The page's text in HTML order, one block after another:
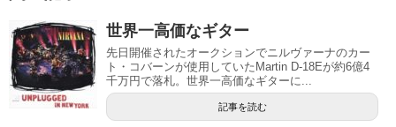
世界一高価なギター
先日開催されたオークションでニルヴァーナのカー
ト・コバーンが使用していたMartin D-18Eが約6億4
千万円で落札。世界一高価なギターに...
記事を読む